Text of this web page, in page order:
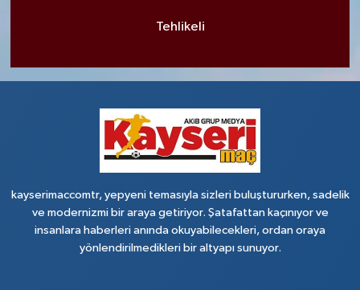
Tehlikeli
kayserimaccomtr, yepyeni temasıyla sizleri buluştururken, sadelik
ve modernizmi bir araya getiriyor. Şatafattan kaçınıyor ve
insanlara haberleri anında okuyabilecekleri, ordan oraya
yönlendirilmedikleri bir altyapı sunuyor.